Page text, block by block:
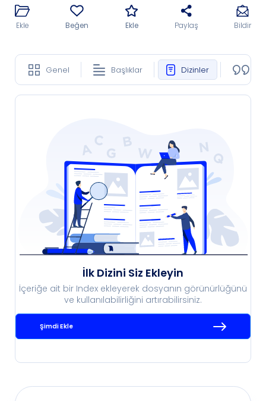
Ekle Beğen Ekle Paylaş Bildir
Genel Başlıklar Dizinler
İlk Dizini Siz Ekleyin
İçeriğe ait bir Index ekleyerek dosyanın görünürlüğünü
ve kullanılabilirliğini artırabilirsiniz.
Şimdi Ekle